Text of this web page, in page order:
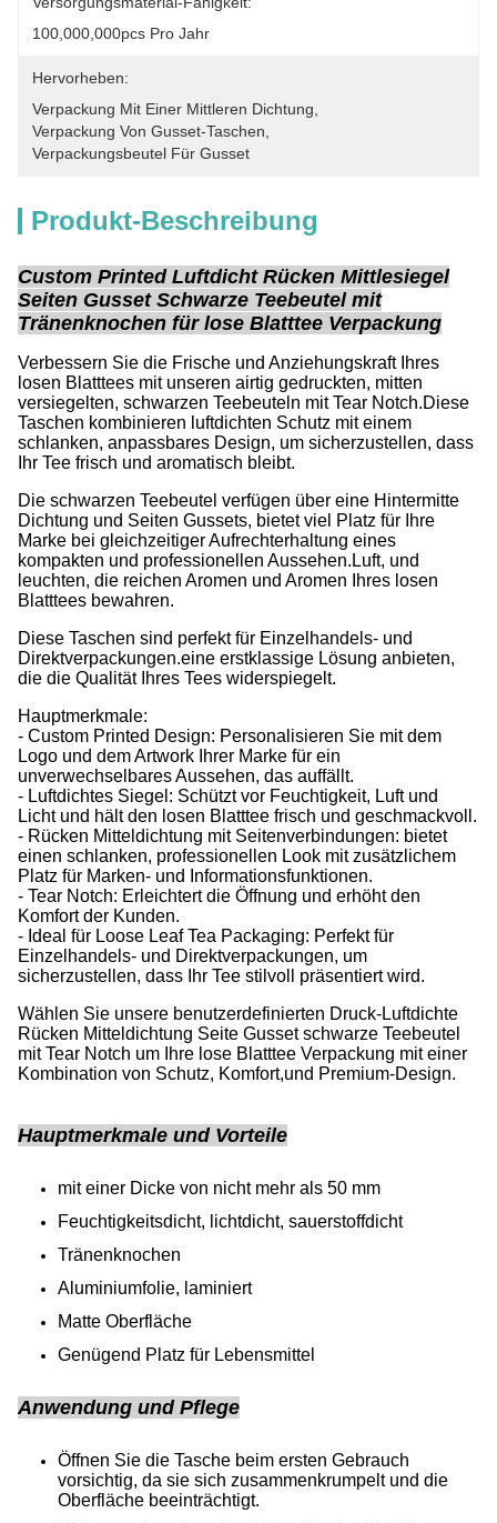
100,000,000pcs Pro Jahr
Hervorheben:
Verpackung Mit Einer Mittleren Dichtung
Verpackung Von Gusset-Taschen
Verpackungsbeutel Für Gusset
Produkt-Beschreibung
Custom Printed Luftdicht Rücken Mittlesiegel
Seiten Gusset Schwarze Teebeutel mit
Tränenknochen für lose Blatttee Verpackung
Verbessern Sie die Frische und Anziehungskraft Ihres
losen Blatttees mit unseren airtig gedruckten, mitten
versiegelten, schwarzen Teebeuteln mit Tear Notch.Diese
Taschen kombinieren luftdichten Schutz mit einem
schlanken, anpassbares Design, um sicherzustellen, dass
Ihr Tee frisch und aromatisch bleibt.
Die schwarzen Teebeutel verfügen über eine Hintermitte
Dichtung und Seiten Gussets, bietet viel Platz für Ihre
Marke bei gleichzeitiger Aufrechterhaltung eines
kompakten und professionellen Aussehen.Luft, und
leuchten, die reichen Aromen und Aromen Ihres losen
Blatttees bewahren.
Diese Taschen sind perfekt für Einzelhandels- und
Direktverpackungen.eine erstklassige Lösung anbieten,
die die Qualität Ihres Tees widerspiegelt.
Hauptmerkmale:
- Custom Printed Design: Personalisieren Sie mit dem
Logo und dem Artwork Ihrer Marke für ein
unverwechselbares Aussehen, das auffällt.
- Luftdichtes Siegel: Schützt vor Feuchtigkeit, Luft und
Licht und hält den losen Blatttee frisch und geschmackvoll.
- Rücken Mitteldichtung mit Seitenverbindungen: bietet
einen schlanken, professionellen Look mit zusätzlichem
Platz für Marken- und Informationsfunktionen.
- Tear Notch: Erleichtert die Öffnung und erhöht den
Komfort der Kunden.
- Ideal für Loose Leaf Tea Packaging: Perfekt für
Einzelhandels- und Direktverpackungen, um
sicherzustellen, dass Ihr Tee stilvoll präsentiert wird.
Wählen Sie unsere benutzerdefinierten Druck-Luftdichte
Rücken Mitteldichtung Seite Gusset schwarze Teebeutel
mit Tear Notch um Ihre lose Blatttee Verpackung mit einer
Kombination von Schutz, Komfort,und Premium-Design.
Hauptmerkmale und Vorteile
mit einer Dicke von nicht mehr als 50 mm
Feuchtigkeitsdicht, lichtdicht, sauerstoffdicht
Tränenknochen
Aluminiumfolie, laminiert
Matte Oberfläche
Genügend Platz für Lebensmittel
Anwendung und Pflege
Öffnen Sie die Tasche beim ersten Gebrauch
vorsichtig, da sie sich zusammenkrumpelt und die
Oberfläche beeinträchtigt.